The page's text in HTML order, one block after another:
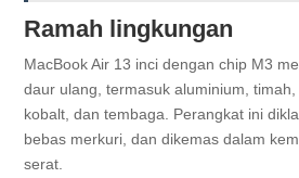
Ramah lingkungan
MacBook Air 13 inci dengan chip M3
daur ulang, termasuk aluminium, timah,
kobalt, dan tembaga. Perangkat ini
bebas merkuri, dan dikemas dalam
serat.